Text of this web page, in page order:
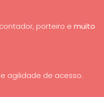
porteiro e muito
agilidade de acesso.